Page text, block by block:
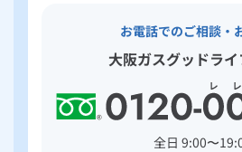
お電話でのご相談・
大阪ガスグッドラ
全日 9:00〜